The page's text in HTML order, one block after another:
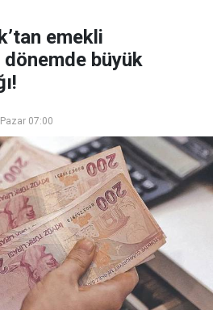
emekli
dönemde büyük
07:00